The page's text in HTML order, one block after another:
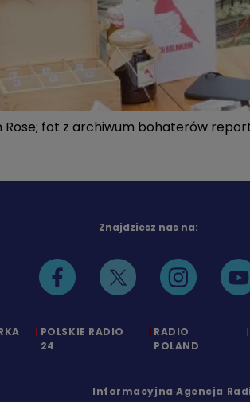
Rose; fot z archiwum bohaterów
Znajdziesz nas na:
POLSKIE RADIO
24
RADIO
POLAND
Informacyjna Agencja